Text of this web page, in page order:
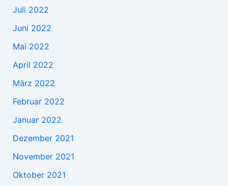
Juli 2022
Juni 2022
Mai 2022
April 2022
März 2022
Februar 2022
Januar 2022
Dezember 2021
November 2021
Oktober 2021